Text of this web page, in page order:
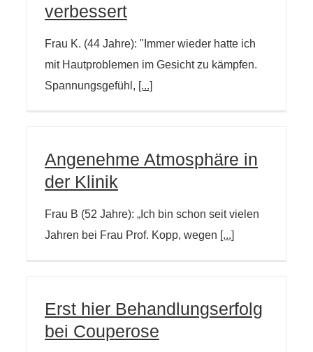
verbessert
Frau K. (44 Jahre): "Immer wieder hatte ich
mit Hautproblemen im Gesicht zu kämpfen.
Spannungsgefühl, [...]
Angenehme Atmosphäre in
der Klinik
Frau B (52 Jahre): „Ich bin schon seit vielen
Jahren bei Frau Prof. Kopp, wegen [...]
Erst hier Behandlungserfolg
bei Couperose